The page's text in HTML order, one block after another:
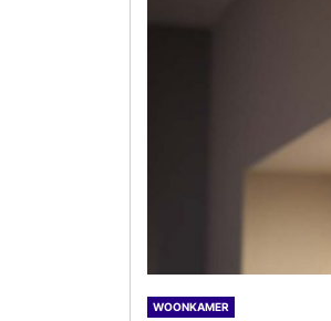
WOONKAMER